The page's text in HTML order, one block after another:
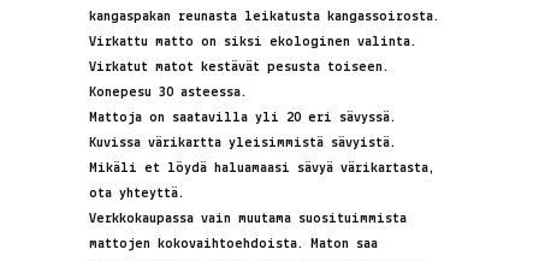
kangaspakan reunasta leikatusta kangassoirosta.
Virkattu matto on siksi ekologinen valinta.
Virkatut matot kestävät pesusta toiseen.
Konepesu 30 asteessa.
Mattoja on saatavilla yli 20 eri sävyssä.
Kuvissa värikartta yleisimmistä sävyistä.
Mikäli et löydä haluamaasi sävyä värikartasta,
ota yhteyttä.
Verkkokaupassa vain muutama suosituimmista
mattojen kokovaihtoehdoista. Maton saa